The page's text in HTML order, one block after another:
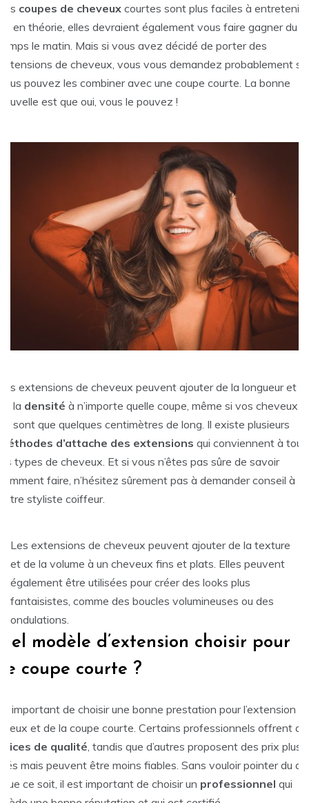
coupes de cheveux courtes sont plus faciles à entretenir
en théorie, elles devraient également vous faire gagner du
le matin. Mais si vous avez décidé de porter des
de cheveux, vous vous demandez probablement si
pouvez les combiner avec une coupe courte. La bonne
est que oui, vous le pouvez !
extensions de cheveux peuvent ajouter de la longueur et
la densité à n’importe quelle coupe, même si vos cheveux
sont que quelques centimètres de long. Il existe plusieurs
d’attache des extensions qui conviennent à tous
types de cheveux. Et si vous n’êtes pas sûre de savoir
faire, n’hésitez sûrement pas à demander conseil à
styliste coiffeur.
Les extensions de cheveux peuvent ajouter de la texture
et de la volume à un cheveux fins et plats. Elles peuvent
également être utilisées pour créer des looks plus
fantaisistes, comme des boucles volumineuses ou des
ondulations.
modèle d’extension choisir pour
coupe courte ?
important de choisir une bonne prestation pour l’extension
et de la coupe courte. Certains professionnels offrent
de qualité, tandis que d’autres proposent des prix plus
mais peuvent être moins fiables. Sans vouloir pointer du
que ce soit, il est important de choisir un professionnel qui